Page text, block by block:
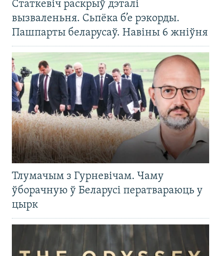
Статкевіч раскрыў дэталі
вызваленьня. Сьпёка б’е рэкорды.
Пашпарты беларусаў. Навіны 6 жніўня
Тлумачым з Гурневічам. Чаму
ўборачную ў Беларусі ператвараюць у
цырк